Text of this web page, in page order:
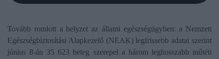
Tovább romlott a helyzet az állami egészségügyben: a Nemzeti
Egészségbiztosítási Alapkezelő (NEAK) legfrissebb adatai szerint
június 8-án 35 623 beteg szerepel a három leghosszabb műtéti